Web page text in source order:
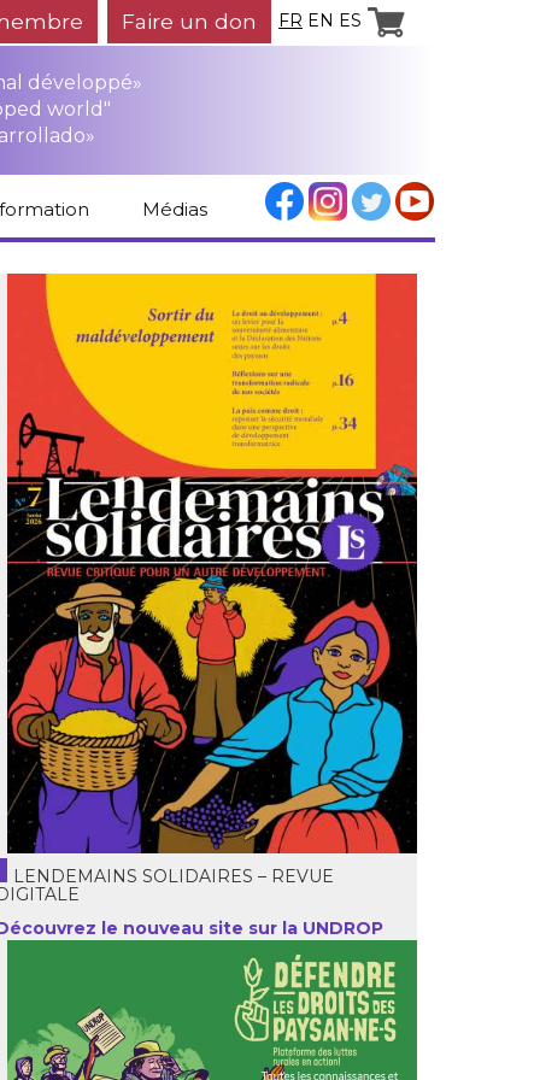
Faire un don FR EN ES
développé»
world"
Médias
Revue de presse
LENDEMAINS SOLIDAIRES – REVUE
le nouveau site sur la UNDROP